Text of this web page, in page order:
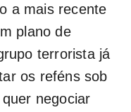
a mais recente
plano de
terrorista já
os reféns sob
negociar